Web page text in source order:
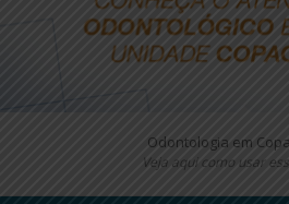
Odontologia em
Veja aqui como usar